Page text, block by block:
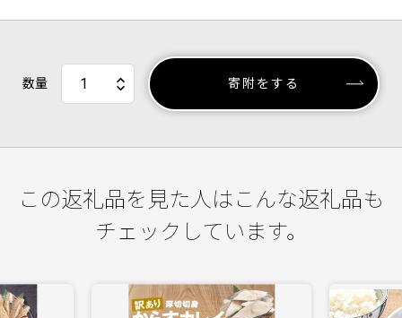
数量 寄附をする
この返礼品を見た人はこんな返礼品も
チェックしています。